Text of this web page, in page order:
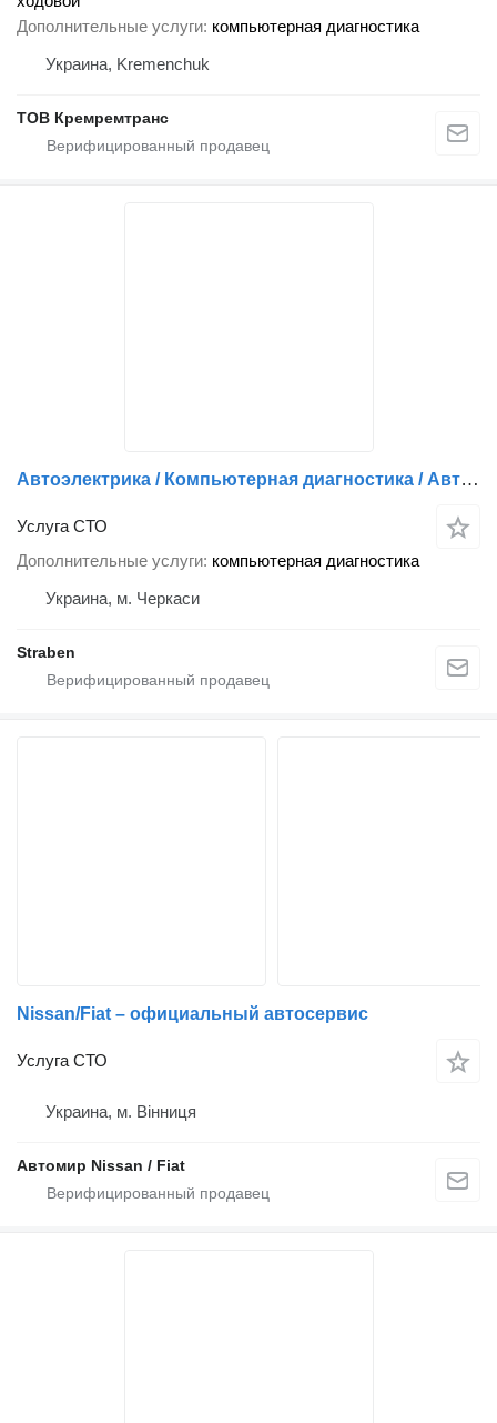
Дополнительные услуги компьютерная диагностика
Украина, Kremenchuk
ТОВ Кремремтранс
Автоэлектрика / Компьютерная диагностика / Автоэлектроника
Услуга СТО
Дополнительные услуги компьютерная диагностика
Украина, м. Черкаси
Straben
Nissan/Fiat – официальный автосервис
Услуга СТО
Украина, м. Вінниця
Автомир Nissan / Fiat